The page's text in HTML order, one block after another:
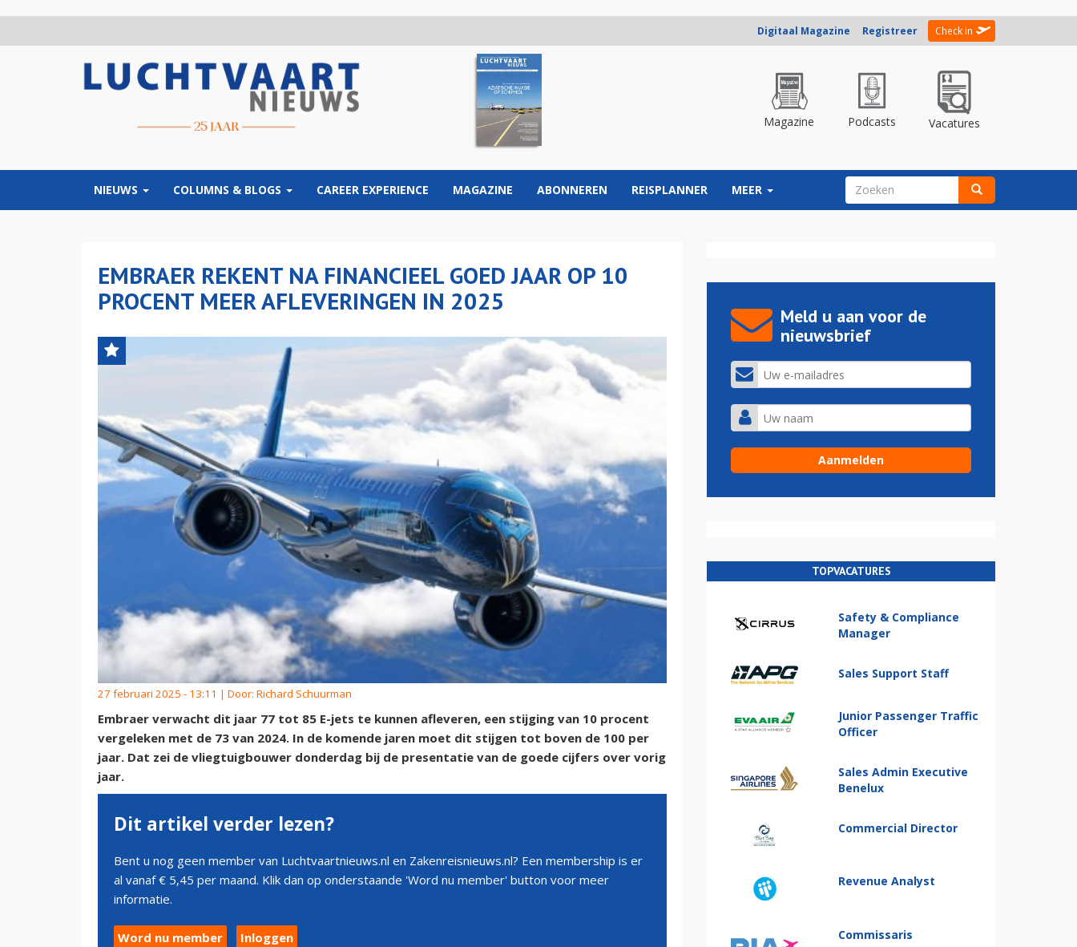
Digitaal Magazine Registreer Check in
Magazine Podcasts Vacatures
NIEUWS COLUMNS & BLOGS CAREER EXPERIENCE MAGAZINE ABONNEREN REISPLANNER MEER ZOEKVELD
EMBRAER REKENT NA FINANCIEEL GOED JAAR OP 10
PROCENT MEER AFLEVERINGEN IN 2025
27 februari 2025 - 13:11 | Door: Richard Schuurman
Embraer verwacht dit jaar 77 tot 85 E-jets te kunnen afleveren, een stijging van 10 procent
vergeleken met de 73 van 2024. In de komende jaren moet dit stijgen tot boven de 100 per
jaar. Dat zei de vliegtuigbouwer donderdag bij de presentatie van de goede cijfers over vorig
jaar.
Dit artikel verder lezen?
Bent u nog geen member van Luchtvaartnieuws.nl en Zakenreisnieuws.nl? Een membership is er
al vanaf € 5,45 per maand. Klik dan op onderstaande 'Word nu member' button voor meer
informatie.
Word nu member Inloggen
Meld u aan voor de
nieuwsbrief
TOPVACATURES
Safety & Compliance
Manager
Sales Support Staff
Junior Passenger Traffic
Officer
Sales Admin Executive
Benelux
Commercial Director
Revenue Analyst
Commissaris